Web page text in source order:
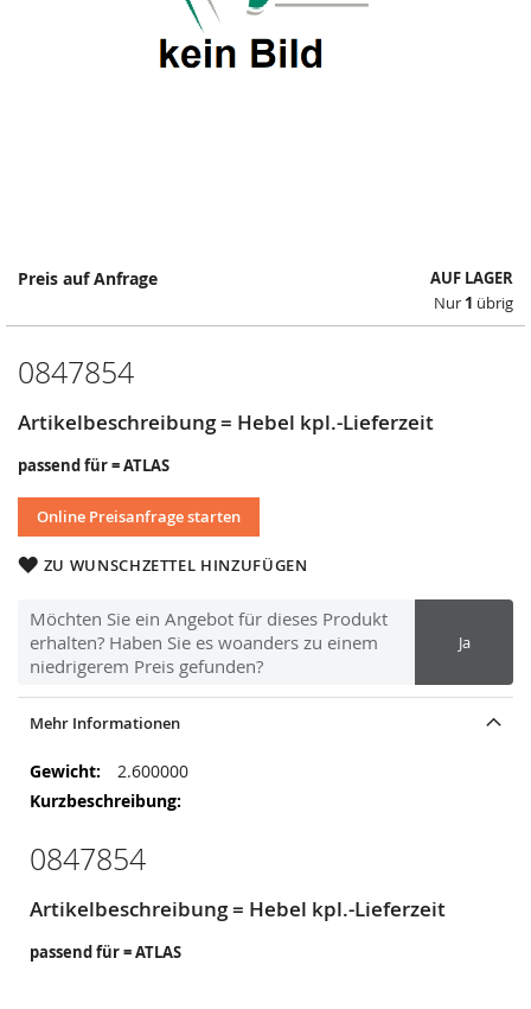
Preis auf Anfrage
AUF LAGER
Nur 1 übrig
0847854
Artikelbeschreibung = Hebel kpl.-Lieferzeit
passend für = ATLAS
Online Preisanfrage starten
ZU WUNSCHZETTEL HINZUFÜGEN
Möchten Sie ein Angebot für dieses Produkt
erhalten? Haben Sie es woanders zu einem
niedrigerem Preis gefunden?
Ja
Springe
Bildergalerie
Mehr Informationen
Mehr
Informationen
2.600000
0847854
Artikelbeschreibung = Hebel kpl.-Lieferzeit
passend für = ATLAS